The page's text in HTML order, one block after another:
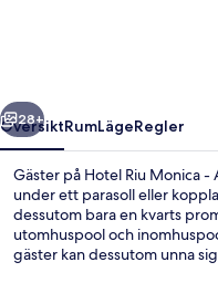
Nästa
28+
ÖversiktRumLägeRegler
Gäster på Hotel Riu Monica
under ett parasoll eller
dessutom bara en kvarts
utomhuspool och
gäster kan dessutom unna